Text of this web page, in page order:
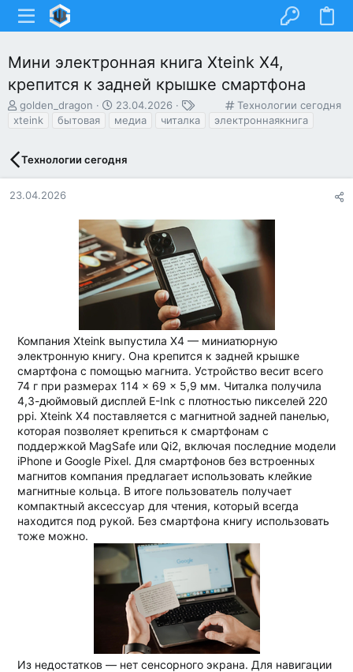
Мини электронная книга Xteink X4,
крепится к задней крышке смартфона
К
а
я
Технологии сегодня
А
в
р
е
golden_dragon
Д
а
н
л
а
23.04.2026
Т
е
xteink бытовая медиа читалка электроннаякнига
Технологии сегодня
23.04.2026
Компания Xteink выпустила X4 — миниатюрную
электронную книгу. Она крепится к задней крышке
смартфона с помощью магнита. Устройство весит всего
74 г при размерах 114 × 69 × 5,9 мм. Читалка получила
4,3-дюймовый дисплей E-Ink с плотностью пикселей 220
ppi. Xteink X4 поставляется с магнитной задней панелью,
которая позволяет крепиться к смартфонам с
поддержкой MagSafe или Qi2, включая последние модели
iPhone и Google Pixel. Для смартфонов без встроенных
магнитов компания предлагает использовать клейкие
магнитные кольца. В итоге пользователь получает
компактный аксессуар для чтения, который всегда
находится под рукой. Без смартфона книгу использовать
тоже можно.
Из недостатков — нет сенсорного экрана. Для навигации